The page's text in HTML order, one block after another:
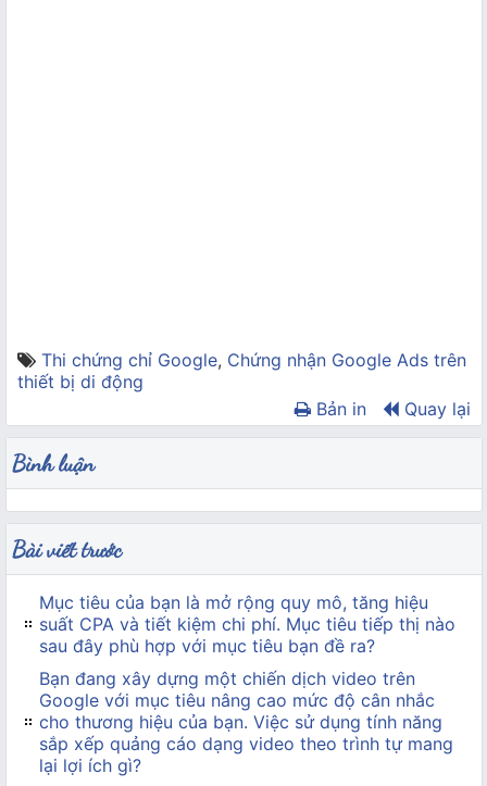
Thi chứng chỉ Google, Chứng nhận Google Ads trên
thiết bị di động
Bản in
Quay lại
Bình luận
Bài viết trước
Mục tiêu của bạn là mở rộng quy mô, tăng hiệu
suất CPA và tiết kiệm chi phí. Mục tiêu tiếp thị nào
sau đây phù hợp với mục tiêu bạn đề ra?
Bạn đang xây dựng một chiến dịch video trên
Google với mục tiêu nâng cao mức độ cân nhắc
cho thương hiệu của bạn. Việc sử dụng tính năng
sắp xếp quảng cáo dạng video theo trình tự mang
lại lợi ích gì?